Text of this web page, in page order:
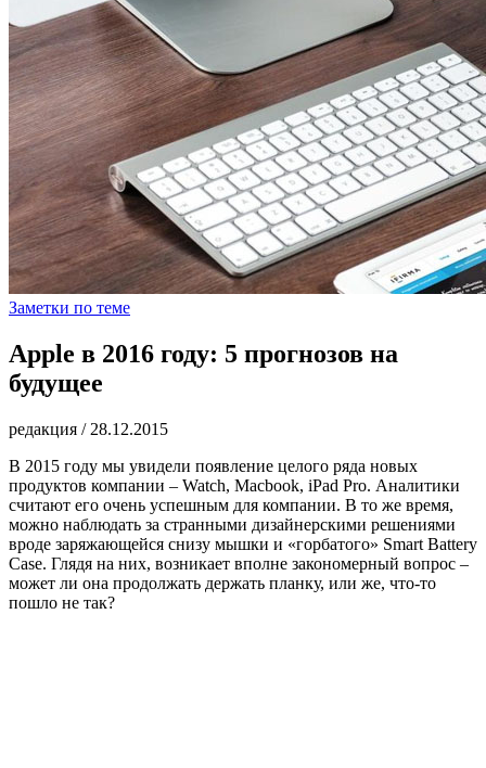
Заметки по теме
Apple в 2016 году: 5 прогнозов на
будущее
редакция / 28.12.2015
В 2015 году мы увидели появление целого ряда новых
продуктов компании – Watch, Macbook, iPad Pro. Аналитики
считают его очень успешным для компании. В то же время,
можно наблюдать за странными дизайнерскими решениями
вроде заряжающейся снизу мышки и «горбатого» Smart Battery
Case. Глядя на них, возникает вполне закономерный вопрос –
может ли она продолжать держать планку, или же, что-то
пошло не так?